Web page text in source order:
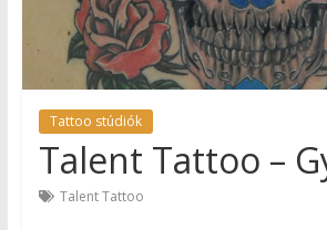
Tattoo stúdiók
Talent Tattoo –
Talent Tattoo